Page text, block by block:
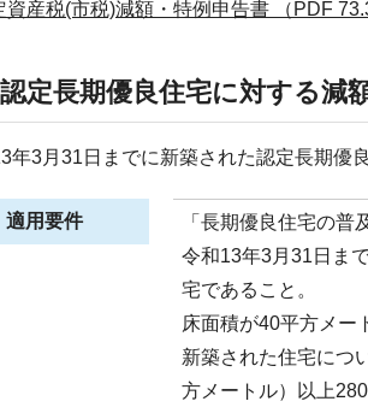
資産税(市税)減額・特例申告書 （PDF
定長期優良住宅に対する減
3月31日までに新築された認定長期優
適用要件
「長期優良住宅の普
令和13年3月31日ま
宅であること。
床面積が40平方メー
新築された住宅につ
方メートル）以上